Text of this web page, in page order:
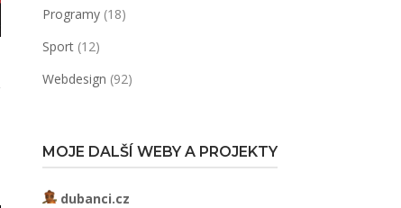
Programy(18)
Sport(12)
Webdesign (92)
MOJE DALŠÍ WEBY A PROJEKTY
dubanci.cz